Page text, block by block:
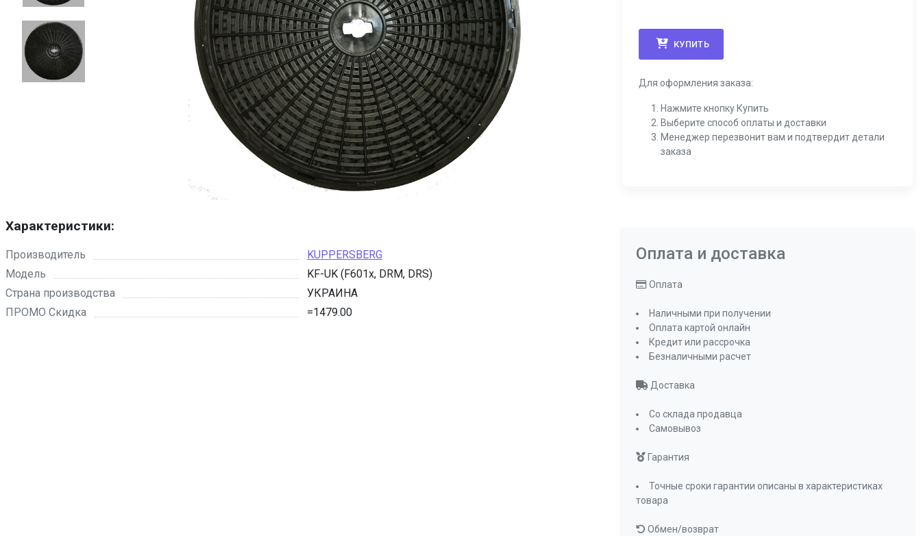
КУПИТЬ
Для оформления заказа:
Нажмите кнопку Купить
Выберите способ оплаты и доставки
Менеджер перезвонит вам и подтвердит детали
заказа
Характеристики:
Производитель
KUPPERSBERG
Модель
KF-UK (F601x, DRM, DRS)
Страна производства
УКРАИНА
ПРОМО Скидка
=1479.00
Оплата и доставка
Оплата
Наличными при получении
Оплата картой онлайн
Кредит или рассрочка
Безналичными расчет
Доставка
Со склада продавца
Самовывоз
Гарантия
Точные сроки гарантии описаны в характеристиках
товара
Обмен/возврат